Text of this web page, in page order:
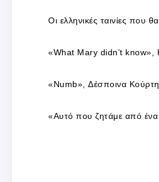
Οι ελληνικές ταινίες που
«What Mary didn’t know»,
«Numb», Δέσποινα Κούρτη
«Αυτό που ζητάμε από ένα